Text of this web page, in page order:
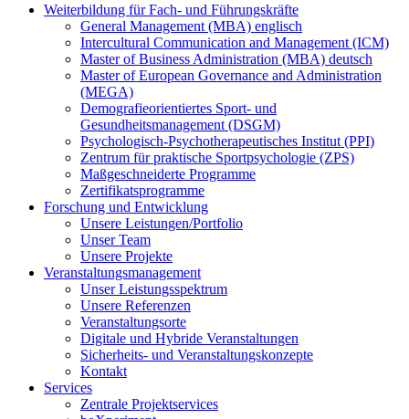
Weiterbildung für Fach- und Führungskräfte
General Management (MBA) englisch
Intercultural Communication and Management (ICM)
Master of Business Administration (MBA) deutsch
Master of European Governance and Administration
(MEGA)
Demografieorientiertes Sport- und
Gesundheitsmanagement (DSGM)
Psychologisch-Psychotherapeutisches Institut (PPI)
Zentrum für praktische Sportpsychologie (ZPS)
Maßgeschneiderte Programme
Zertifikatsprogramme
Forschung und Entwicklung
Unsere Leistungen/Portfolio
Unser Team
Unsere Projekte
Veranstaltungsmanagement
Unser Leistungsspektrum
Unsere Referenzen
Veranstaltungsorte
Digitale und Hybride Veranstaltungen
Sicherheits- und Veranstaltungskonzepte
Kontakt
Services
Zentrale Projektservices